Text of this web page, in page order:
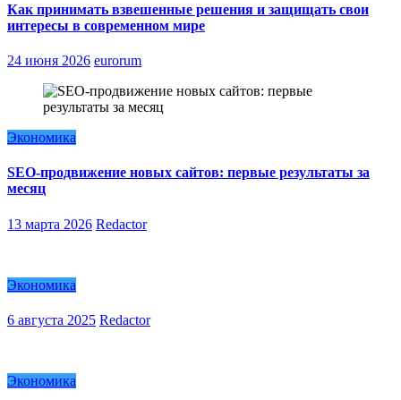
Как принимать взвешенные решения и защищать свои
интересы в современном мире
24 июня 2026 eurorum
Экономика
SEO-продвижение новых сайтов: первые результаты за
месяц
13 марта 2026 Redactor
Экономика
6 августа 2025 Redactor
Экономика